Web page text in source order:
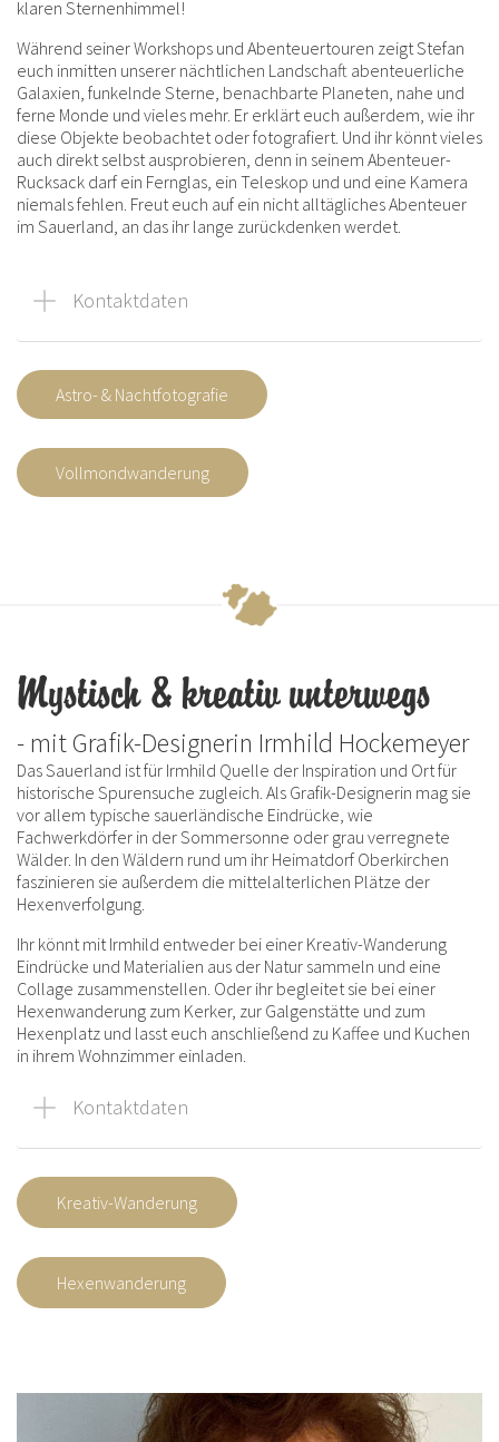
klaren Sternenhimmel!
Während seiner Workshops und Abenteuertouren zeigt Stefan
euch inmitten unserer nächtlichen Landschaft abenteuerliche
Galaxien, funkelnde Sterne, benachbarte Planeten, nahe und
ferne Monde und vieles mehr. Er erklärt euch außerdem, wie ihr
diese Objekte beobachtet oder fotografiert. Und ihr könnt vieles
auch direkt selbst ausprobieren, denn in seinem Abenteuer-
Rucksack darf ein Fernglas, ein Teleskop und und eine Kamera
niemals fehlen. Freut euch auf ein nicht alltägliches Abenteuer
im Sauerland, an das ihr lange zurückdenken werdet.
Kontaktdaten
Astro- & Nachtfotografie
Vollmondwanderung
Mystisch & kreativ unterwegs
- mit Grafik-Designerin Irmhild Hockemeyer
Das Sauerland ist für Irmhild Quelle der Inspiration und Ort für
historische Spurensuche zugleich. Als Grafik-Designerin mag sie
vor allem typische sauerländische Eindrücke, wie
Fachwerkdörfer in der Sommersonne oder grau verregnete
Wälder. In den Wäldern rund um ihr Heimatdorf Oberkirchen
faszinieren sie außerdem die mittelalterlichen Plätze der
Hexenverfolgung.
Ihr könnt mit Irmhild entweder bei einer Kreativ-Wanderung
Eindrücke und Materialien aus der Natur sammeln und eine
Collage zusammenstellen. Oder ihr begleitet sie bei einer
Hexenwanderung zum Kerker, zur Galgenstätte und zum
Hexenplatz und lasst euch anschließend zu Kaffee und Kuchen
in ihrem Wohnzimmer einladen.
Kontaktdaten
Kreativ-Wanderung
Hexenwanderung